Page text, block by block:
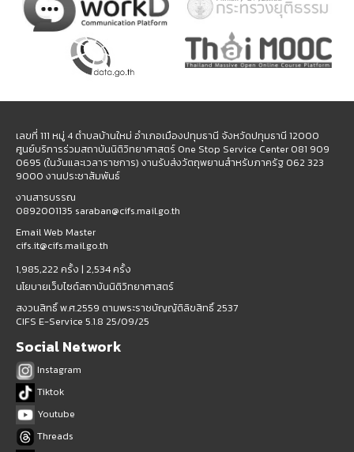
เลขที่ 111 หมู่ 4 ตำบลบ้านใหม่ อำเภอเมืองปทุมธานี จังหวัดปทุมธานี 12000
ศูนย์บริการร่วมสถาบันนิติวิทยาศาสตร์ One Stop Service Center 081 909
0695 (ในวันและเวลาราชการ) งานรับส่งวัตถุพยานสำหรับภาครัฐ 062 323
9000 งานประชาสัมพันธ์
งานสารบรรณ
0892001135 saraban@cifs.mail.go.th
Email Web Master
cifs.it@cifs.mail.go.th
1,985,222 ครั้ง | 2,534 ครั้ง
นโยบายเว็บไซต์สถาบันนิติวิทยาศาสตร์
สงวนสิทธิ์ พ.ศ.2559 ตามพระราชบัญญัติลิขสิทธิ์ 2537
CIFS E-Service 5.1.8 25/09/25
Social Network
Instagram
Tiktok
Youtube
Threads